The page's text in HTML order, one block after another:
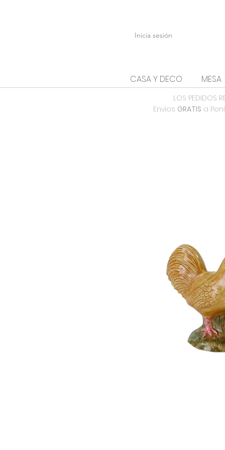
Inicia sesión
CASA Y DECO MESA
LOS PEDIDOS
Envios GRATIS a